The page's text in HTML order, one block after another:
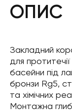
ОПИС
Закладний
для
басейни під
бронзи Rg5,
та хімічних
Монтажна